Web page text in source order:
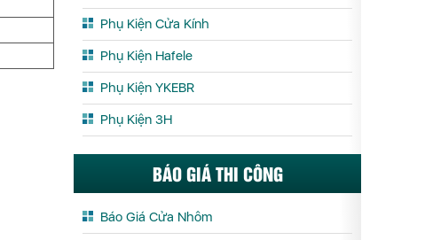
Phụ Kiện Cửa Kính
Phụ Kiện Hafele
Phụ Kiện YKEBR
Phụ Kiện 3H
BÁO GIÁ THI CÔNG
Báo Giá Cửa Nhôm